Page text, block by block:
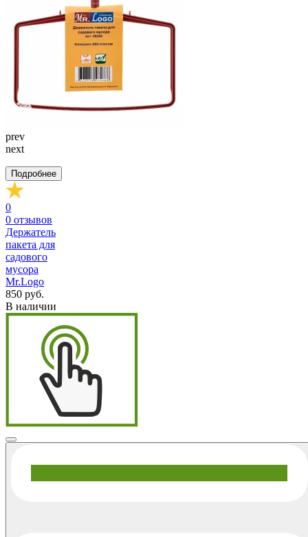
prev
next
Подробнее
0
0 отзывов
Держатель
пакета для
садового
мусора
Mr.Logo
850 руб.
В наличии